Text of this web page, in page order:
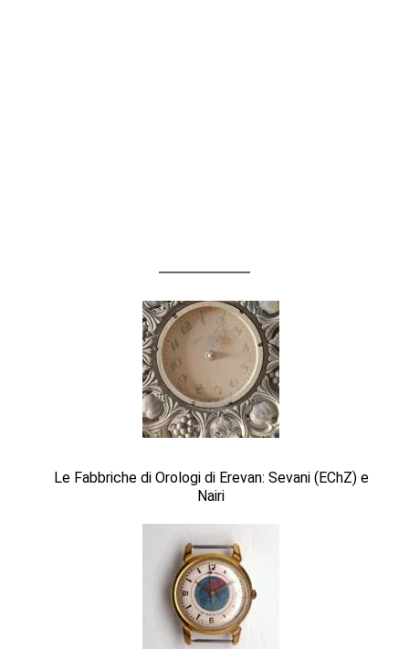
Le Fabbriche di Orologi di Erevan: Sevani (EChZ) e
Nairi